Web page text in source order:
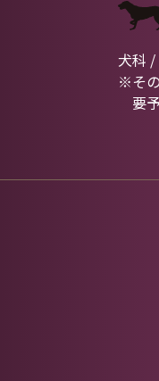
犬科 /
※そ
要